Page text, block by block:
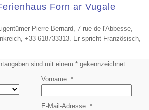
Forn ar Vugale
Pierre Bernard, 7 rue de l'Abbesse,
+33 618733313. Er spricht Französisch,
sind mit einem * gekennzeichnet:
Vorname
E-Mail-Adresse